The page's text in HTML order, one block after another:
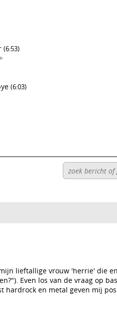
(6:53)
(6:03)
lieftallige vrouw 'herrie' die
Even los van de vraag op
hardrock en metal geven mij